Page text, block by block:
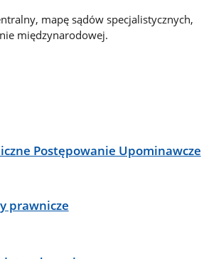
mapę sądów specjalistycznych,
międzynarodowej.
Postępowanie Upominawcze
prawnicze